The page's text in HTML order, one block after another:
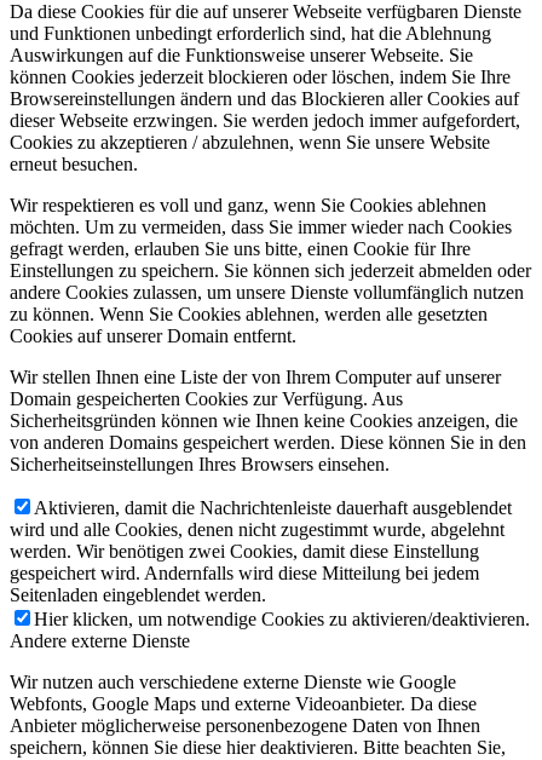
Da diese Cookies für die auf unserer Webseite verfügbaren Dienste
und Funktionen unbedingt erforderlich sind, hat die Ablehnung
Auswirkungen auf die Funktionsweise unserer Webseite. Sie
können Cookies jederzeit blockieren oder löschen, indem Sie Ihre
Browsereinstellungen ändern und das Blockieren aller Cookies auf
dieser Webseite erzwingen. Sie werden jedoch immer aufgefordert,
Cookies zu akzeptieren / abzulehnen, wenn Sie unsere Website
erneut besuchen.
Wir respektieren es voll und ganz, wenn Sie Cookies ablehnen
möchten. Um zu vermeiden, dass Sie immer wieder nach Cookies
gefragt werden, erlauben Sie uns bitte, einen Cookie für Ihre
Einstellungen zu speichern. Sie können sich jederzeit abmelden oder
andere Cookies zulassen, um unsere Dienste vollumfänglich nutzen
zu können. Wenn Sie Cookies ablehnen, werden alle gesetzten
Cookies auf unserer Domain entfernt.
Wir stellen Ihnen eine Liste der von Ihrem Computer auf unserer
Domain gespeicherten Cookies zur Verfügung. Aus
Sicherheitsgründen können wie Ihnen keine Cookies anzeigen, die
von anderen Domains gespeichert werden. Diese können Sie in den
Sicherheitseinstellungen Ihres Browsers einsehen.
Aktivieren, damit die Nachrichtenleiste dauerhaft ausgeblendet
wird und alle Cookies, denen nicht zugestimmt wurde, abgelehnt
werden. Wir benötigen zwei Cookies, damit diese Einstellung
gespeichert wird. Andernfalls wird diese Mitteilung bei jedem
Seitenladen eingeblendet werden.
Hier klicken, um notwendige Cookies zu aktivieren/deaktivieren.
Andere externe Dienste
Wir nutzen auch verschiedene externe Dienste wie Google
Webfonts, Google Maps und externe Videoanbieter. Da diese
Anbieter möglicherweise personenbezogene Daten von Ihnen
speichern, können Sie diese hier deaktivieren. Bitte beachten Sie,